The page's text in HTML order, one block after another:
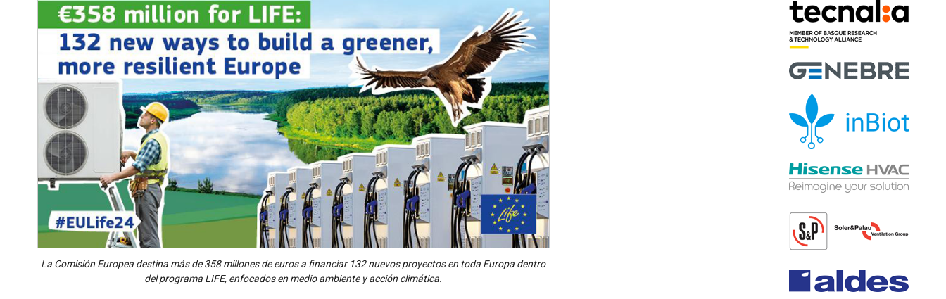
La Comisión Europea destina más de 358 millones de euros a financiar 132 nuevos proyectos en toda Europa dentro
del programa LIFE, enfocados en medio ambiente y acción climática.